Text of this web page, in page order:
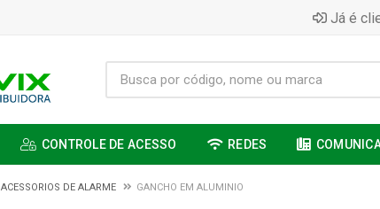
Já é
CONTROLE DE ACESSO REDES
ACESSORIOS DE ALARME GANCHO EM ALUMINIO